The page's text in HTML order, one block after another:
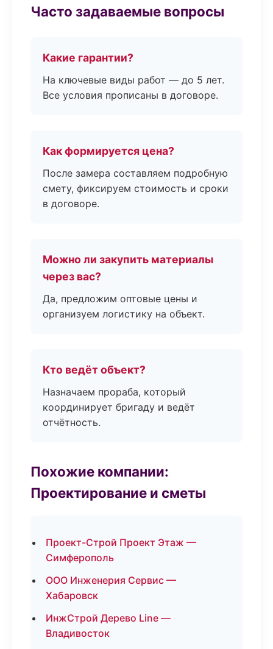
Часто задаваемые вопросы
Какие гарантии?
На ключевые виды работ — до 5 лет.
Все условия прописаны в договоре.
Как формируется цена?
После замера составляем подробную
смету, фиксируем стоимость и сроки
в договоре.
Можно ли закупить материалы
через вас?
Да, предложим оптовые цены и
организуем логистику на объект.
Кто ведёт объект?
Назначаем прораба, который
координирует бригаду и ведёт
отчётность.
Похожие компании:
Проектирование и сметы
Проект-Строй Проект Этаж —
Симферополь
ООО Инженерия Сервис —
Хабаровск
ИнжСтрой Дерево Line —
Владивосток